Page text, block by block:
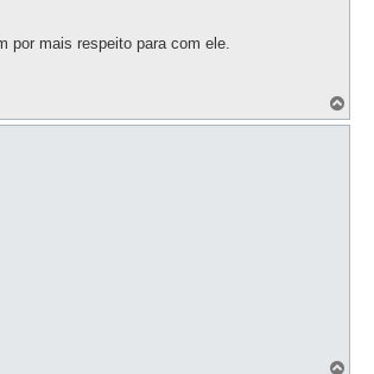
por mais respeito para com ele.
o